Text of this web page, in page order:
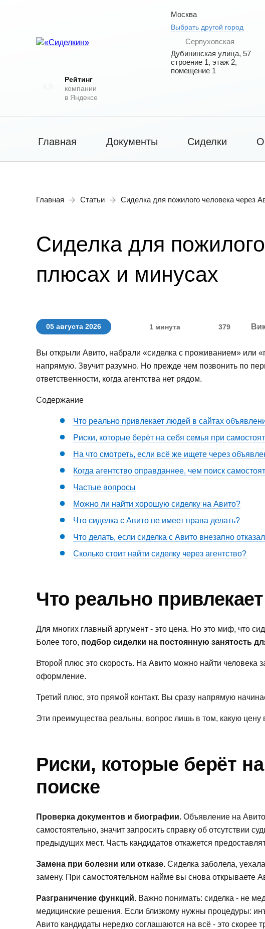
Москва
Выбрать другой город
Серпуховская
Дубининская улица, 57
строение 1, этаж 2,
помещение 1
Рейтинг
компании
в Яндексе
Главная Документы Сиделки
Главная Статьи Сиделка для пожилого человека через
Сиделка для
плюсах и минусах
05 августа 2026 1 минута 379
Вы открыли Авито, набрали «сиделка с проживанием» или
напрямую. Звучит разумно. Но прежде чем позвонить по
ответственности, когда агентства нет рядом.
Содержание
Что реально привлекает людей в сайтах
Риски, которые берёт на себя семья при
На что смотреть, если всё же ищете через
Когда агентство оправданнее, чем поиск
Частые вопросы
Можно ли найти хорошую сиделку на Авито?
Что сиделка с Авито не имеет права делать?
Что делать, если сиделка с Авито внезапно
Сколько стоит найти сиделку через агентство?
Что реально
Для многих главный аргумент - это цена. Но это миф, что
Более того, подбор сиделки на постоянную занятость
Второй плюс это скорость. На Авито можно найти человека
оформление.
Третий плюс, это прямой контакт. Вы сразу напрямую
Эти преимущества реальны, вопрос лишь в том, какую цену
Риски, которые берёт
поиске
Проверка документов и биографии. Объявление на Авито
самостоятельно, значит запросить справку об отсутствии
предыдущих мест. Часть кандидатов откажется
Замена при болезни или отказе. Сиделка заболела,
замену. При самостоятельном найме вы снова открываете
Разграничение функций. Важно понимать: сиделка - не
медицинские решения. Если близкому нужны процедуры:
Авито кандидаты нередко соглашаются на всё - это скорее